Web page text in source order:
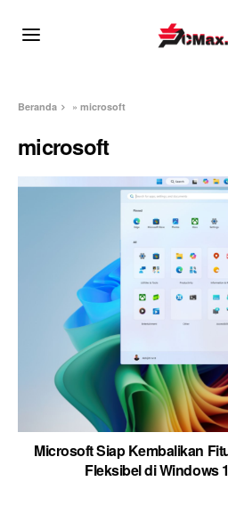
Beranda »microsoft
microsoft
Microsoft Siap Kembalikan
Fleksibel di Windows